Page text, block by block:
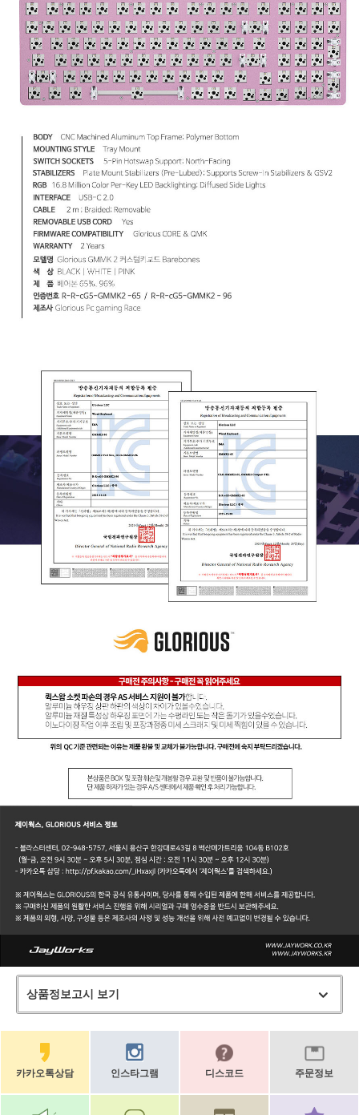
상품정보고시 보기
카카오톡상담 인스타그램 디스코드 주문정보